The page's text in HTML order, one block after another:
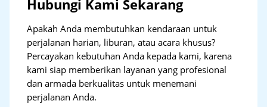
Hubungi Kami Sekarang
Apakah Anda membutuhkan kendaraan untuk
perjalanan harian, liburan, atau acara khusus?
Percayakan kebutuhan Anda kepada kami, karena
kami siap memberikan layanan yang profesional
dan armada berkualitas untuk menemani
perjalanan Anda.